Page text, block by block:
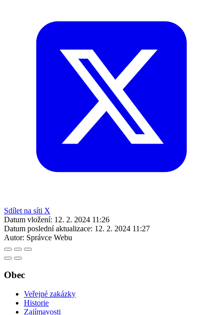
Sdílet na síti X
Datum vložení: 12. 2. 2024 11:26
Datum poslední aktualizace: 12. 2. 2024 11:27
Autor: Správce Webu
Obec
Veřejné zakázky
Historie
Zajímavosti